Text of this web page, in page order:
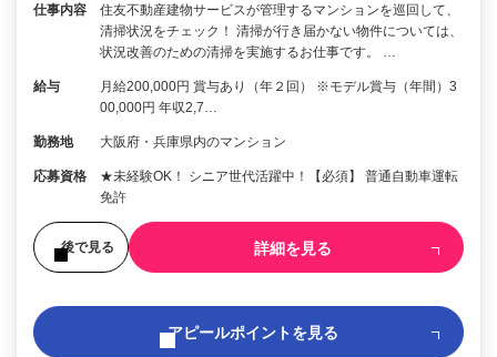
仕事内容
住友不動産建物サービスが管理するマンションを巡回して、
清掃状況をチェック！ 清掃が行き届かない物件については、
状況改善のための清掃を実施するお仕事です。 …
給与
月給200,000円 賞与あり（年２回） ※モデル賞与（年間）3
00,000円 年収2,7…
勤務地 大阪府・兵庫県内のマンション
応募資格
★未経験OK！ シニア世代活躍中！【必須】 普通自動車運転
免許
後で見る 詳細を見る
アピールポイントを見る